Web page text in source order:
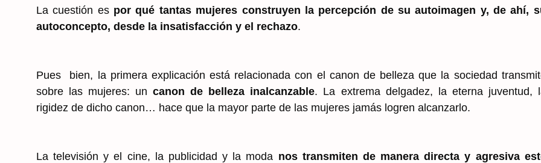
La cuestión es por qué tantas mujeres construyen la percepción de su autoimagen y, de ahí,
autoconcepto, desde la insatisfacción y el rechazo.
Pues bien, la primera explicación está relacionada con el canon de belleza que la sociedad
sobre las mujeres: uncanon de belleza inalcanzable. La extrema delgadez, la eterna juventud,
rigidez de dicho canon… hace que la mayor parte de las mujeres jamás logren alcanzarlo.
La televisión y el cine, la publicidad y la moda nos transmiten de manera directa y agresiva